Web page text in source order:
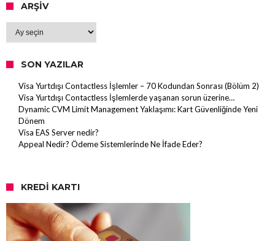
ARŞIV
Arşiv
SON YAZILAR
Visa Yurtdışı Contactless İşlemler – 70 Kodundan Sonrası (Bölüm 2)
Visa Yurtdışı Contactless İşlemlerde yaşanan sorun üzerine…
Dynamic CVM Limit Management Yaklaşımı: Kart Güvenliğinde Yeni
Dönem
Visa EAS Server nedir?
Appeal Nedir? Ödeme Sistemlerinde Ne İfade Eder?
KREDI KARTI